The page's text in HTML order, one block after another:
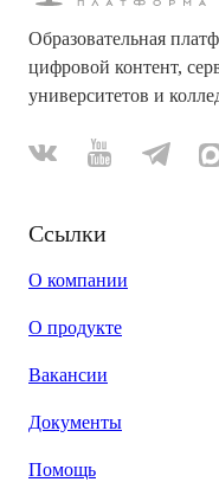
Образовательная
цифровой контент,
университетов и
Ссылки
О компании
О продукте
Вакансии
Документы
Помощь